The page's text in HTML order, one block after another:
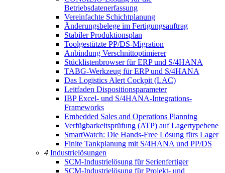
Betriebsdatenerfassung
Vereinfachte Schichtplanung
Änderungsbelege im Fertigungsauftrag
Stabiler Produktionsplan
Toolgestützte PP/DS-Migration
Anbindung Verschnittoptimierer
Stücklistenbrowser für ERP und S/4HANA
TABG-Werkzeug für ERP und S/4HANA
Das Logistics Alert Cockpit (LAC)
Leitfaden Dispositionsparameter
IBP Excel- und S/4HANA-Integrations-
Frameworks
Embedded Sales and Operations Planning
Verfügbarkeitsprüfung (ATP) auf Lagertypebene
SmartWatch: Die Hands-Free Lösung fürs Lager
Finite Tankplanung mit S/4HANA und PP/DS
4 Industrielösungen
SCM-Industrielösung für Serienfertiger
SCM-Industrielösung für Projekt- und